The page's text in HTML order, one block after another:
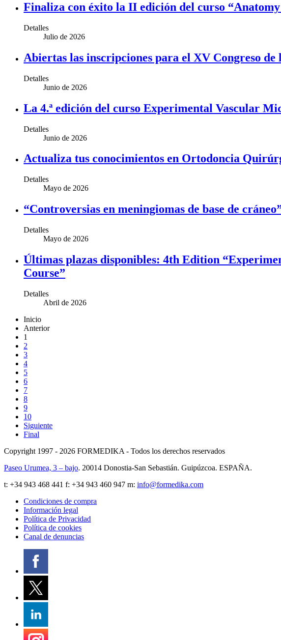
Finaliza con éxito la II edición del curso
Detalles
Julio de 2026
Abiertas las inscripciones para el XV Congreso
Detalles
Junio de 2026
La 4.ª edición del curso Experimental Vascular
Detalles
Junio de 2026
Actualiza tus conocimientos en Ortodoncia
Detalles
Mayo de 2026
“Controversias en meningiomas de base de
Detalles
Mayo de 2026
Últimas plazas disponibles: 4th Edition
Course”
Detalles
Abril de 2026
Inicio
Anterior
1
2
3
4
5
6
7
8
9
10
Siguiente
Final
Copyright 1997 - 2026 FORMEDIKA - Todos los derechos reservados
Paseo Urumea, 3 – bajo. 20014 Donostia-San Sebastián. Guipúzcoa. ESPAÑA.
t: +34 943 468 441 f: +34 943 460 947 m: info@formedika.com
Condiciones de compra
Información legal
Política de Privacidad
Política de cookies
Canal de denuncias